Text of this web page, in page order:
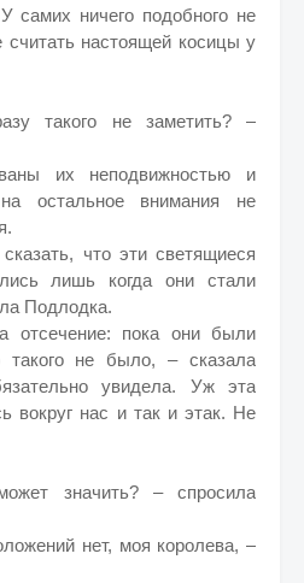
самих ничего подобного не
настоящей косицы у
такого не заметить? –
их неподвижностью и
остальное внимания не
что эти светящиеся
лишь когда они стали
Подлодка.
пока они были
не было, – сказала
увидела. Уж эта
вокруг нас и так и этак. Не
значить? – спросила
нет, моя королева, –